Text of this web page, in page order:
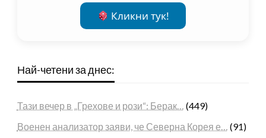
Кликни тук!
Най-четени за днес:
Тази вечер в „Грехове и рози“: Берак… (449)
Военен анализатор заяви, че Северна Корея е… (91)